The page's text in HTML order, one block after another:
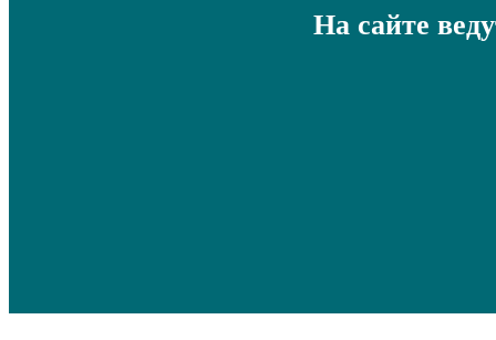
На сайте